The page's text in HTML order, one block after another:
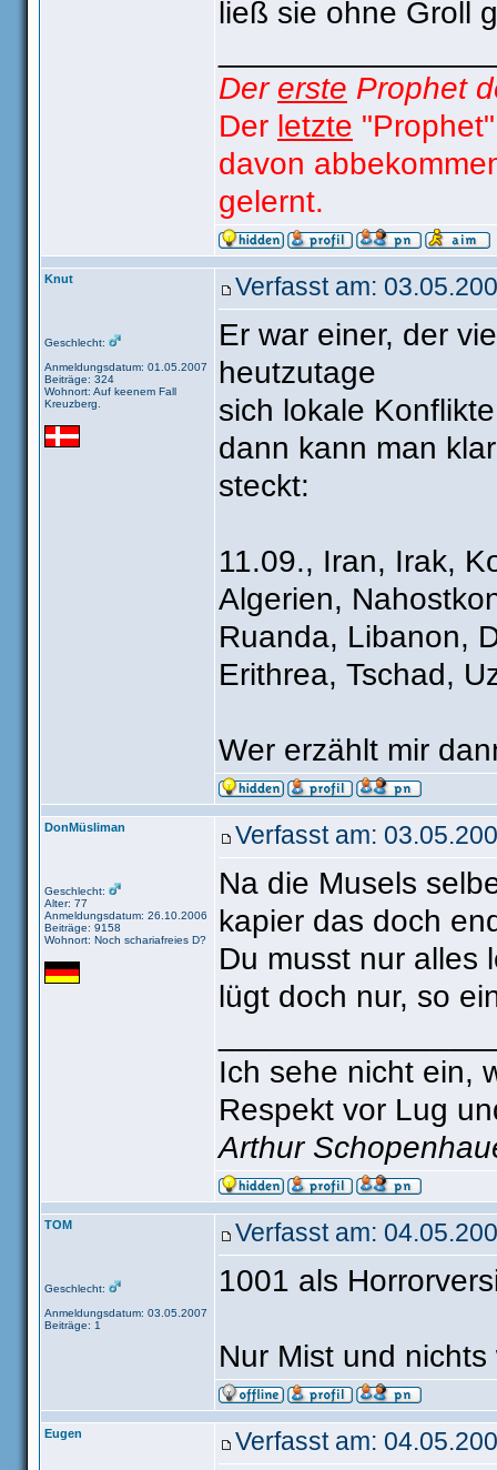
ließ sie ohne Groll
Der erste Prophet
Der letzte
davon
gelernt.
Knut
Geschlecht:
Anmeldungsdatum: 01.05.2007
Beiträge: 324
Wohnort: Auf keenem Fall
Kreuzberg.
Verfasst am:
Er war einer, der
heutzutage
sich lokale
dann kann man
steckt:
11.09., Iran, Irak,
Algerien,
Ruanda, Libanon,
Erithrea, Tschad,
Wer erzählt mir
DonMüsliman
Geschlecht:
Alter: 77
Anmeldungsdatum: 26.10.2006
Beiträge: 9158
Wohnort: Noch schariafreies D?
Verfasst am:
Na die Musels
kapier das doch
Du musst nur alles
lügt doch nur, so
Ich sehe nicht ein,
Respekt vor Lug
Arthur
TOM
Geschlecht:
Anmeldungsdatum: 03.05.2007
Beiträge: 1
Verfasst am:
1001 als
Nur Mist und
Eugen Verfasst am: